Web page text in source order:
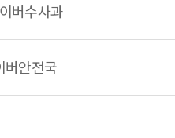
버수사과
버안전국